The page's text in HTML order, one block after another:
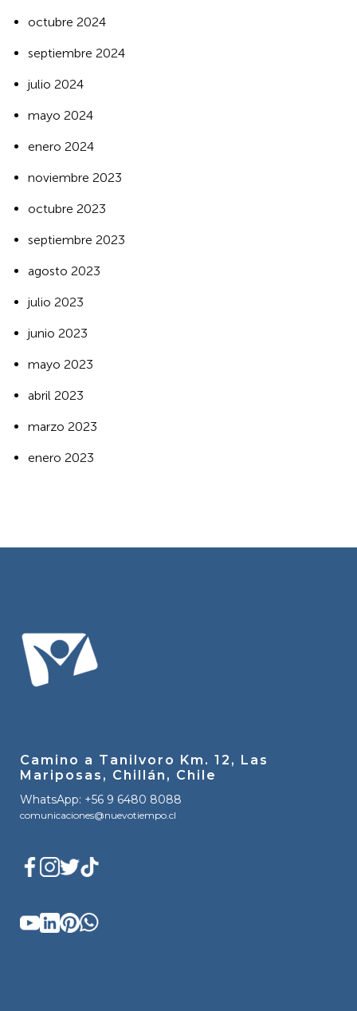
octubre 2024
septiembre 2024
julio 2024
mayo 2024
enero 2024
noviembre 2023
octubre 2023
septiembre 2023
agosto 2023
julio 2023
junio 2023
mayo 2023
abril 2023
marzo 2023
enero 2023
Camino a Tanilvoro Km. 12, Las
Mariposas, Chillán, Chile
WhatsApp: +56 9 6480 8088
comunicaciones@nuevotiempo.cl